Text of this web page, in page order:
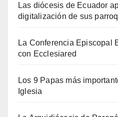
Las diócesis de Ecuador
digitalización de sus
La Conferencia Episcopal
con Ecclesiared
Los 9 Papas más
Iglesia